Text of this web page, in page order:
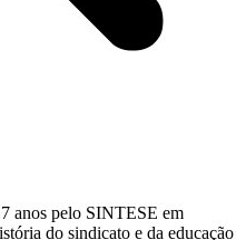
anos pelo SINTESE em
do sindicato e da educação